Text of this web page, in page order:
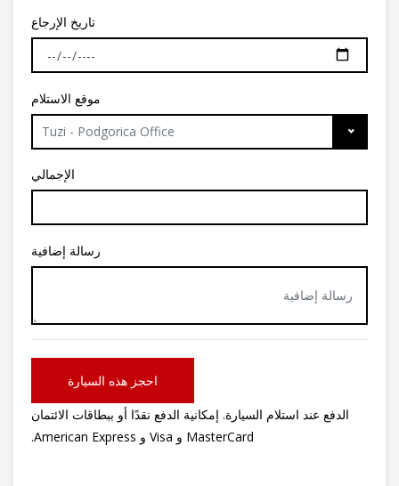
تاريخ الإرجاع
موقع الاستلام
Tuzi - Podgorica Office
الإجمالي
رسالة إضافية
احجز هذه السيارة
الدفع عند استلام السيارة. إمكانية الدفع نقدًا أو ببطاقات الائتمان
MasterCard و Visa و American Express.